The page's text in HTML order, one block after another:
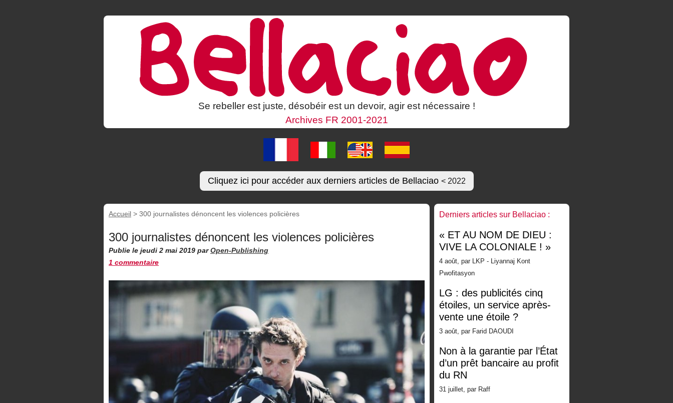
Se rebeller est juste, désobéir est un devoir, agir est nécessaire !
Archives FR 2001-2021
Cliquez ici pour accéder aux derniers articles de Bellaciao < 2022
Accueil > 300 journalistes dénoncent les violences policières
300 journalistes dénoncent les violences policières
Publie le jeudi 2 mai 2019 parOpen-Publishing
1 commentaire
Derniers articles sur Bellaciao :
« ET AU NOM DE DIEU :
VIVE LA COLONIALE ! »
4 août, par LKP - Liyannaj Kont
Pwofitasyon
LG : des publicités cinq
étoiles, un service après-
vente une étoile ?
3 août, par Farid DAOUDI
Non à la garantie par l’État
d’un prêt bancaire au profit
du RN
31 juillet, par Raff